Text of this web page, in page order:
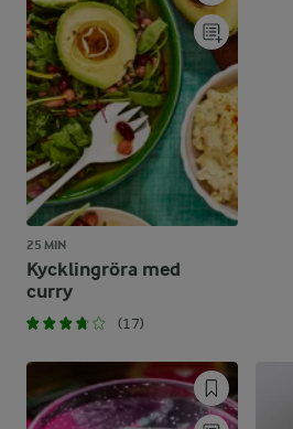
25 MIN
Kycklingröra med
curry
(17)